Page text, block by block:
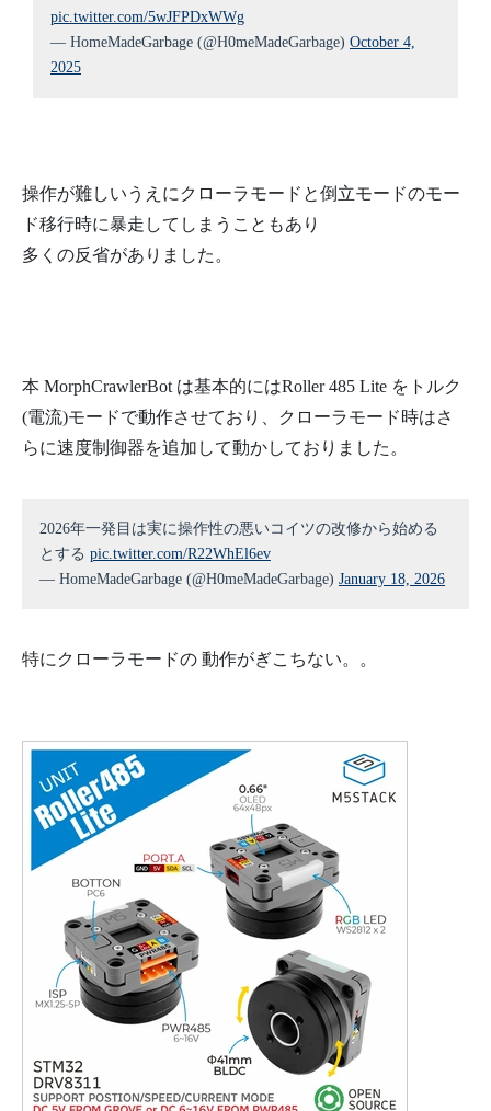
pic.twitter.com/5wJFPDxWWg
— HomeMadeGarbage (@H0meMadeGarbage) October 4,
2025
操作が難しいうえにクローラモードと倒立モードのモー
ド移行時に暴走してしまうこともあり
多くの反省がありました。
本 MorphCrawlerBot は基本的にはRoller 485 Lite をトルク
(電流)モードで動作させており、クローラモード時はさ
らに速度制御器を追加して動かしておりました。
2026年一発目は実に操作性の悪いコイツの改修から始める
とする pic.twitter.com/R22WhEl6ev
— HomeMadeGarbage (@H0meMadeGarbage) January 18, 2026
特にクローラモードの 動作がぎこちない。。